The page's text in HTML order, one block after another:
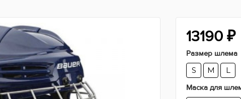
13190 ₽
Размер шлема
S M L
Маска для